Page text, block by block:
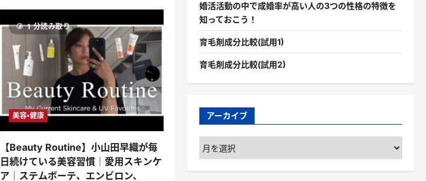
サ
ン
オ
ー
ナ
ー
の
家
に
つ
い
て
さ
に
読
む
の
間
美
容
代
は
い
く
ら？
化
粧
品
個
ス
キ
ン
ケ
ア
1 分読み取り
美容・健康
【Beauty Routine】小山田早織が毎
日続けている美容習慣｜愛用スキンケ
ア｜ステムボーテ、エンビロン、
婚活活動の中で成婚率が高い人の3つの性格の特徴を
知っておこう！
育毛剤成分比較(試用1)
育毛剤成分比較(試用2)
アーカイブ
ア
ー
カ